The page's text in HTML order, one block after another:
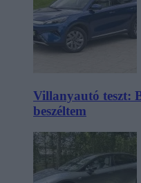
Villanyautó teszt:
beszéltem